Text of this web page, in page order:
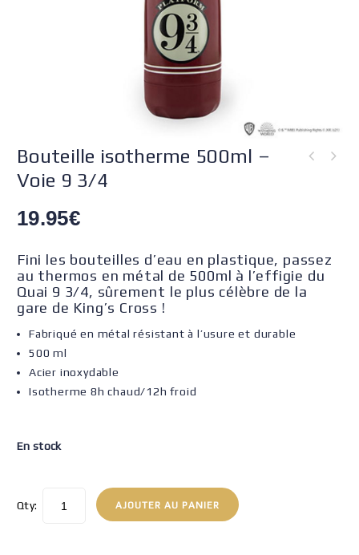
Bouteille isotherme 500ml –
Voie 9 3/4
19.95€
Fini les bouteilles d’eau en plastique, passez
au thermos en métal de 500ml à l’effigie du
Quai 9 3/4, sûrement le plus célèbre de la
gare de King’s Cross !
Fabriqué en métal résistant à l’usure et durable
500 ml
Acier inoxydable
Isotherme 8h chaud/12h froid
En stock
Qty: AJOUTER AU PANIER